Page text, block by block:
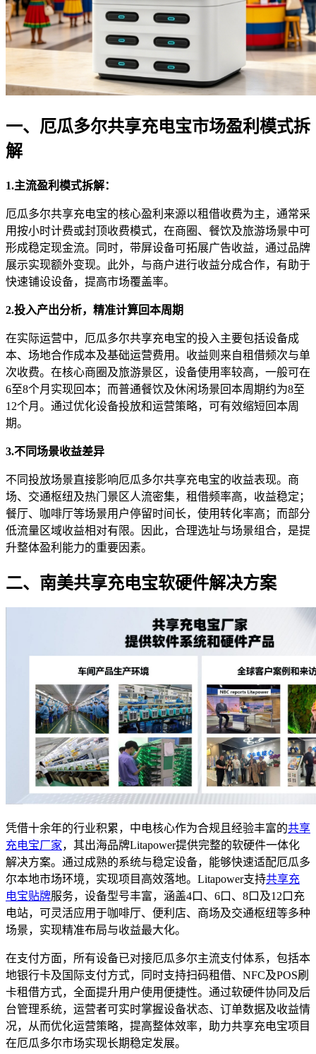
一、厄瓜多尔共享充电宝市场盈利模式拆
解
1.主流盈利模式拆解：
厄瓜多尔共享充电宝的核心盈利来源以租借收费为主，通常采
用按小时计费或封顶收费模式，在商圈、餐饮及旅游场景中可
形成稳定现金流。同时，带屏设备可拓展广告收益，通过品牌
展示实现额外变现。此外，与商户进行收益分成合作，有助于
快速铺设设备，提高市场覆盖率。
2.投入产出分析，精准计算回本周期
在实际运营中，厄瓜多尔共享充电宝的投入主要包括设备成
本、场地合作成本及基础运营费用。收益则来自租借频次与单
次收费。在核心商圈及旅游景区，设备使用率较高，一般可在
6至8个月实现回本；而普通餐饮及休闲场景回本周期约为8至
12个月。通过优化设备投放和运营策略，可有效缩短回本周
期。
3.不同场景收益差异
不同投放场景直接影响厄瓜多尔共享充电宝的收益表现。商
场、交通枢纽及热门景区人流密集，租借频率高，收益稳定；
餐厅、咖啡厅等场景用户停留时间长，使用转化率高；而部分
低流量区域收益相对有限。因此，合理选址与场景组合，是提
升整体盈利能力的重要因素。
二、南美共享充电宝软硬件解决方案
凭借十余年的行业积累，中电核心作为合规且经验丰富的共享
充电宝厂家，其出海品牌Litapower提供完整的软硬件一体化
解决方案。通过成熟的系统与稳定设备，能够快速适配厄瓜多
尔本地市场环境，实现项目高效落地。Litapower支持共享充
电宝贴牌服务，设备型号丰富，涵盖4口、6口、8口及12口充
电站，可灵活应用于咖啡厅、便利店、商场及交通枢纽等多种
场景，实现精准布局与收益最大化。
在支付方面，所有设备已对接厄瓜多尔主流支付体系，包括本
地银行卡及国际支付方式，同时支持扫码租借、NFC及POS刷
卡租借方式，全面提升用户使用便捷性。通过软硬件协同及后
台管理系统，运营者可实时掌握设备状态、订单数据及收益情
况，从而优化运营策略，提高整体效率，助力共享充电宝项目
在厄瓜多尔市场实现长期稳定发展。